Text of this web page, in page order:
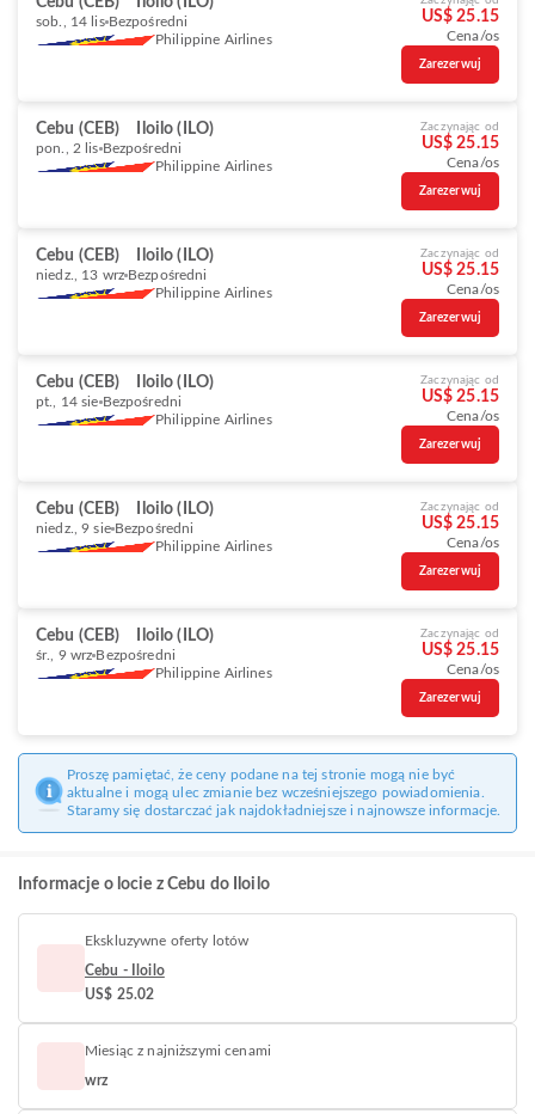
sob., 14 lis Bezpośredni
Philippine Airlines
US$ 25.15
Cena/os
Zarezerwuj
Cebu (CEB) Iloilo (ILO)
pon., 2 lis Bezpośredni
Philippine Airlines
Zaczynając od
US$ 25.15
Cena/os
Zarezerwuj
Cebu (CEB) Iloilo (ILO)
niedz., 13 wrz Bezpośredni
Philippine Airlines
Zaczynając od
US$ 25.15
Cena/os
Zarezerwuj
Cebu (CEB) Iloilo (ILO)
pt., 14 sie Bezpośredni
Philippine Airlines
Zaczynając od
US$ 25.15
Cena/os
Zarezerwuj
Cebu (CEB) Iloilo (ILO)
niedz., 9 sie Bezpośredni
Philippine Airlines
Zaczynając od
US$ 25.15
Cena/os
Zarezerwuj
Cebu (CEB) Iloilo (ILO)
śr., 9 wrz Bezpośredni
Philippine Airlines
Zaczynając od
US$ 25.15
Cena/os
Zarezerwuj
Proszę pamiętać, że ceny podane na tej stronie mogą nie być
aktualne i mogą ulec zmianie bez wcześniejszego powiadomienia.
Staramy się dostarczać jak najdokładniejsze i najnowsze informacje.
Informacje o locie z Cebu do Iloilo
Ekskluzywne oferty lotów
Cebu - Iloilo
US$ 25.02
Miesiąc z najniższymi cenami
wrz